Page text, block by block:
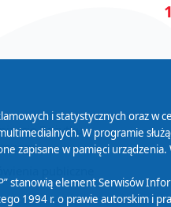
1
Pożytku
i statystycznych oraz
W programie
zapisane w pamięci
element Serwisów
1994 r. o prawie autorskim i